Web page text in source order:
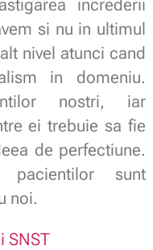
increderii
si nu in ultimul
nivel atunci cand
in domeniu.
nostri, iar
ei trebuie sa fie
de perfectiune.
pacientilor sunt
noi.
SNST